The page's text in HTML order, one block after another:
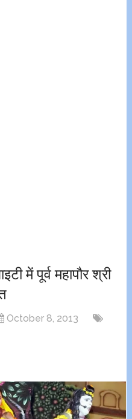
में पूर्व महापौर श्री
October 8, 2013